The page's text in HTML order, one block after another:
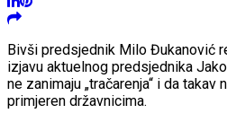
Bivši predsjednik Milo Đukanović
izjavu aktuelnog predsjednika
ne zanimaju „tračarenja“ i da takav
primjeren državnicima.